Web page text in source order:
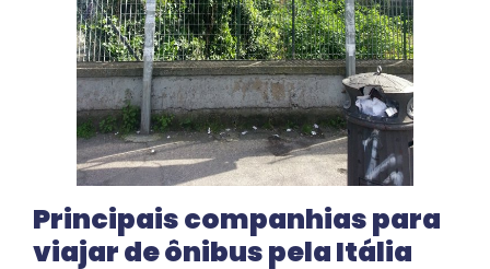
Principais companhias para
viajar de ônibus pela Itália